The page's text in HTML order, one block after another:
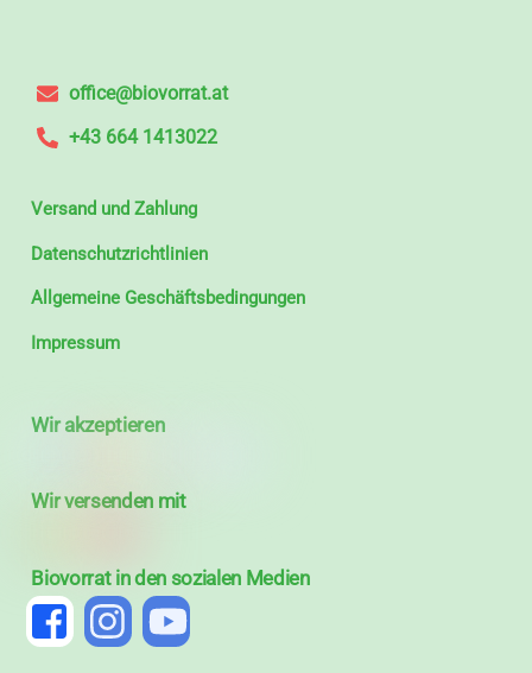
office@biovorrat.at
+43 664 1413022
Versand und Zahlung
Datenschutzrichtlinien
Allgemeine Geschäftsbedingungen
Impressum
Wir akzeptieren
Wir versenden mit
Biovorrat in den sozialen Medien